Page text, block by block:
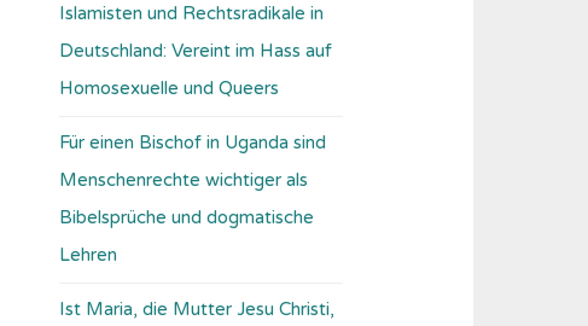
Islamisten und Rechtsradikale in
Deutschland: Vereint im Hass auf
Homosexuelle und Queers
Für einen Bischof in Uganda sind
Menschenrechte wichtiger als
Bibelsprüche und dogmatische
Lehren
Ist Maria, die Mutter Jesu Christi,